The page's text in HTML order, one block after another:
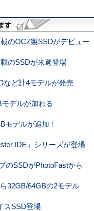
のOCZ製SSDがデビュー
のSSDが来週登場
など計4モデルが発売
デルが加わる
モデルが追加！
IDE」シリーズが登場
のSSDがPhotoFastから
32GB/64GBの2モデル
スSSD登場